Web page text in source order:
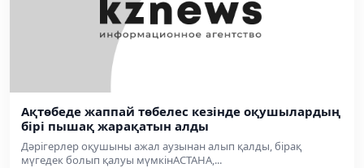
Ақтөбеде жаппай төбелес кезінде оқушылардың
бірі пышақ жарақатын алды
Дәрігерлер оқушыны ажал аузынан алып қалды, бірақ
мүгедек болып қалуы мүмкінАСТАНА,...